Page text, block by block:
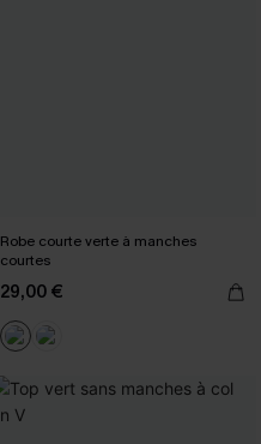
Robe courte verte à manches
courtes
29,00 €